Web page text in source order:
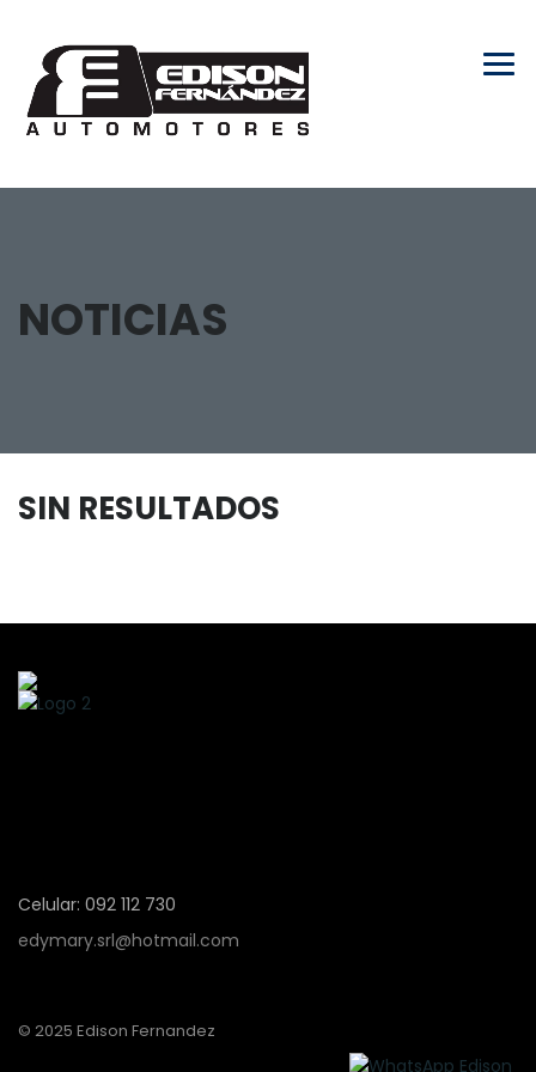
NOTICIAS
SIN RESULTADOS
Celular: 092 112 730
edymary.srl@hotmail.com
© 2025 Edison Fernandez